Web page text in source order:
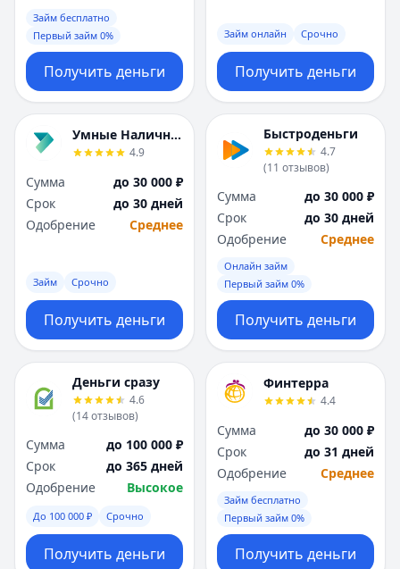
Займ бесплатно
Первый займ 0%
Получить деньги
Займ онлайн Срочно
Получить деньги
Умные Наличные
4.9
Сумма
до 30 000 ₽
Срок
до 30 дней
Одобрение
Среднее
Займ Срочно
Получить деньги
Быстроденьги
4.7
(11 отзывов)
Сумма
до 30 000 ₽
Срок
до 30 дней
Одобрение
Среднее
Онлайн займ
Первый займ 0%
Получить деньги
Деньги сразу
4.6
(14отзывов)
Сумма
до 100 000 ₽
Срок
до 365 дней
Одобрение
Высокое
До 100 000 ₽ Срочно
Получить деньги
Финтерра
4.4
Сумма
до 30 000 ₽
Срок
до 31 дней
Одобрение
Среднее
Займ бесплатно
Первый займ 0%
Получить деньги